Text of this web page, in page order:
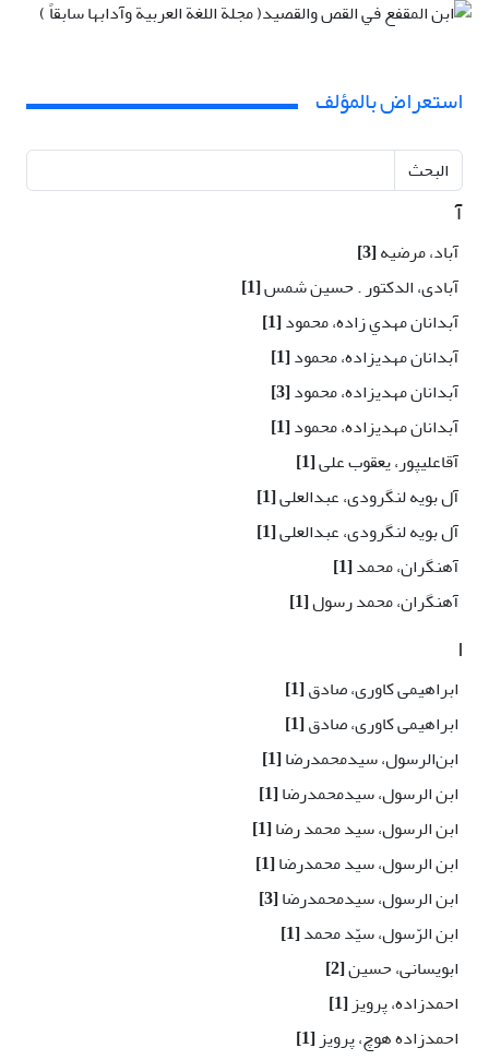
استعراض بالمؤلف
البحث
آ
آباد، مرضیه[3]
آبادی، الدکتور . حسین شمس[1]
آبدانان مهدي زاده، محمود[1]
آبدانان مهدیزاده، محمود[1]
آبدانان مهدیزاده، محمود[3]
آبدانان مهدیزاده، محمود[1]
آقاعلیپور، یعقوب علی[1]
آل بویه لنگرودی، عبدالعلی[1]
آل بویه لنگرودی، عبدالعلی[1]
آهنگران، محمد[1]
آهنگران، محمد رسول[1]
ا
ابراهیمی کاوری، صادق[1]
ابراهیمی کاوری، صادق[1]
ابن‌الرسول، سیدمحمدرضا[1]
ابن الرسول، سید‌محمد‌رضا[1]
ابن الرسول، سید محمد رضا[1]
ابن الرسول، سید محمدرضا[1]
ابن الرسول، سیدمحمدرضا[3]
ابن ‌الرّسول، سیّد محمد[1]
ابویسانی، حسین[2]
احمدزاده، پرویز[1]
احمدزاده هوچ، پرویز[1]